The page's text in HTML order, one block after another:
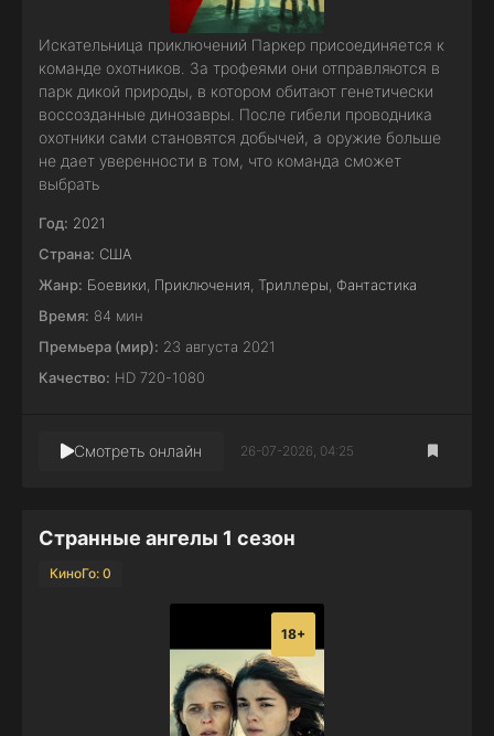
Искательница приключений Паркер присоединяется к
команде охотников. За трофеями они отправляются в
парк дикой природы, в котором обитают генетически
воссозданные динозавры. После гибели проводника
охотники сами становятся добычей, а оружие больше
не дает уверенности в том, что команда сможет
выбрать
Год: 2021
Страна: США
Жанр: Боевики Приключения Триллеры Фантастика
Время: 84 мин
Премьера (мир): 23 августа 2021
Качество: HD 720-1080
Смотреть онлайн 26-07-2026, 04:25
Странные ангелы 1 сезон
КиноГо: 0
18+